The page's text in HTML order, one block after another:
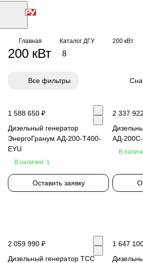
Главная Каталог ДГУ 200 кВт
200 кВт 8
Все фильтры
1 588 650 ₽
Дизельный генератор
ЭнергоГранум АД-200-Т400-
EYU
В наличии: 1
Оставить заявку
2 337
АД-
В
2 059 990 ₽
Дизельный генератор ТСС
1 647